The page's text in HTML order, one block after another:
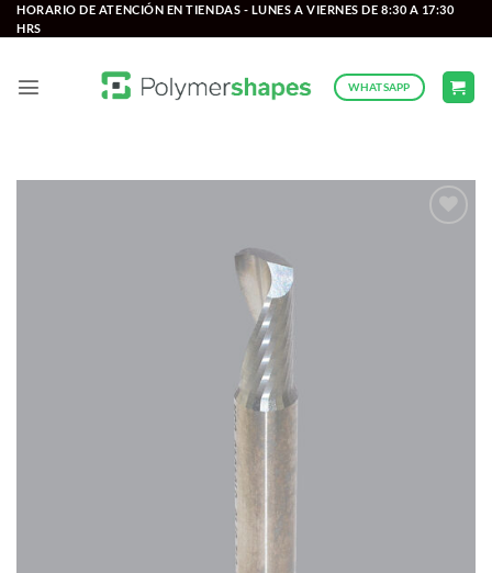
Saltar
al
HORARIO DE ATENCIÓN EN TIENDAS - LUNES A VIERNES DE 8:30 A 17:30
HRS
WHATSAPP